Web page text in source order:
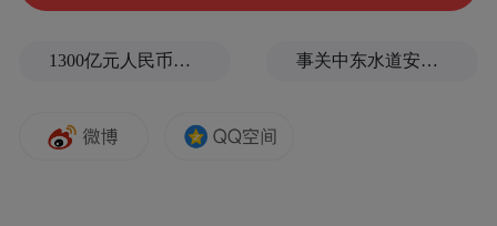
1300亿元人民币，阿根廷：同中国延长5年货币互换协议 事关中东水道安全，沙特、埃及、土耳其、巴基斯坦外长举行会晤